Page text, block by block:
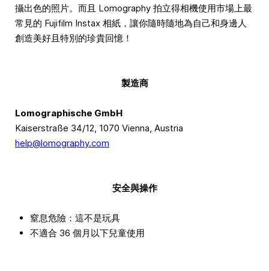
攝出色的照片。而且 Lomography 拍立得相機使用市場上最
常見的 Fujifilm Instax 相紙，讓你隨時隨地為自己和身邊人
創造美好且特別的珍貴回憶！
製造商
Lomographische GmbH
Kaiserstraße 34/12, 1070 Vienna, Austria
help@lomography.com
安全與操作
窒息危險：這不是玩具
不適合 36 個月以下兒童使用